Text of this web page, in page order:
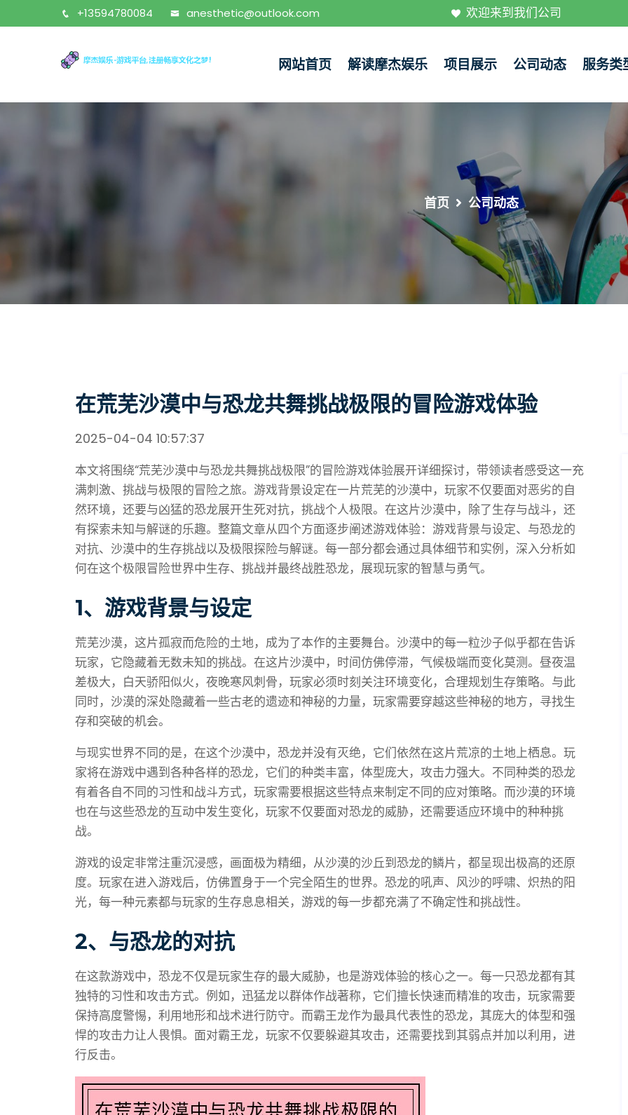
+13594780084 anesthetic@outlook.com 欢迎来到我们公司
网站首页 解读摩杰娱乐 项目展示 公司动态 服务类
首页 公司动态
在荒芜沙漠中与恐龙共舞挑战极限的冒险游戏体验
2025-04-04 10:57:37
本文将围绕“荒芜沙漠中与恐龙共舞挑战极限”的冒险游戏体验展开详细探讨，带领读者感受这一充
满刺激、挑战与极限的冒险之旅。游戏背景设定在一片荒芜的沙漠中，玩家不仅要面对恶劣的自
然环境，还要与凶猛的恐龙展开生死对抗，挑战个人极限。在这片沙漠中，除了生存与战斗，还
有探索未知与解谜的乐趣。整篇文章从四个方面逐步阐述游戏体验：游戏背景与设定、与恐龙的
对抗、沙漠中的生存挑战以及极限探险与解谜。每一部分都会通过具体细节和实例，深入分析如
何在这个极限冒险世界中生存、挑战并最终战胜恐龙，展现玩家的智慧与勇气。
1、游戏背景与设定
荒芜沙漠，这片孤寂而危险的土地，成为了本作的主要舞台。沙漠中的每一粒沙子似乎都在告诉
玩家，它隐藏着无数未知的挑战。在这片沙漠中，时间仿佛停滞，气候极端而变化莫测。昼夜温
差极大，白天骄阳似火，夜晚寒风刺骨，玩家必须时刻关注环境变化，合理规划生存策略。与此
同时，沙漠的深处隐藏着一些古老的遗迹和神秘的力量，玩家需要穿越这些神秘的地方，寻找生
存和突破的机会。
与现实世界不同的是，在这个沙漠中，恐龙并没有灭绝，它们依然在这片荒凉的土地上栖息。玩
家将在游戏中遇到各种各样的恐龙，它们的种类丰富，体型庞大，攻击力强大。不同种类的恐龙
有着各自不同的习性和战斗方式，玩家需要根据这些特点来制定不同的应对策略。而沙漠的环境
也在与这些恐龙的互动中发生变化，玩家不仅要面对恐龙的威胁，还需要适应环境中的种种挑
战。
游戏的设定非常注重沉浸感，画面极为精细，从沙漠的沙丘到恐龙的鳞片，都呈现出极高的还原
度。玩家在进入游戏后，仿佛置身于一个完全陌生的世界。恐龙的吼声、风沙的呼啸、炽热的阳
光，每一种元素都与玩家的生存息息相关，游戏的每一步都充满了不确定性和挑战性。
2、与恐龙的对抗
在这款游戏中，恐龙不仅是玩家生存的最大威胁，也是游戏体验的核心之一。每一只恐龙都有其
独特的习性和攻击方式。例如，迅猛龙以群体作战著称，它们擅长快速而精准的攻击，玩家需要
保持高度警惕，利用地形和战术进行防守。而霸王龙作为最具代表性的恐龙，其庞大的体型和强
悍的攻击力让人畏惧。面对霸王龙，玩家不仅要躲避其攻击，还需要找到其弱点并加以利用，进
行反击。